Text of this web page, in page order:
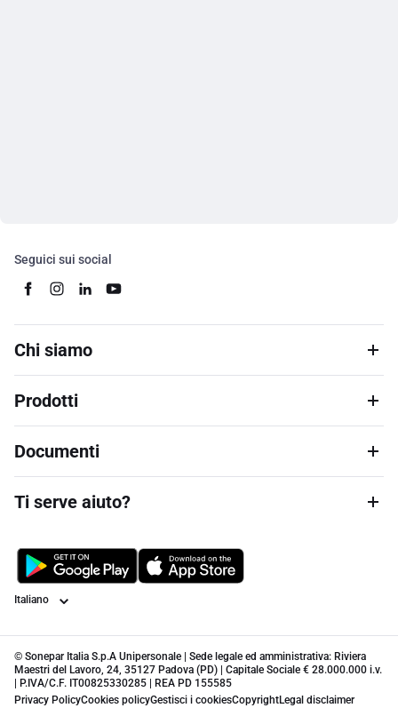
Seguici sui social
Chi siamo
Prodotti
Documenti
Ti serve aiuto?
Lingua
© Sonepar Italia S.p.A Unipersonale | Sede legale ed amministrativa: Riviera
Maestri del Lavoro, 24, 35127 Padova (PD) | Capitale Sociale € 28.000.000 i.v.
| P.IVA/C.F. IT00825330285 | REA PD 155585
Privacy PolicyCookies policyGestisci i cookiesCopyrightLegal disclaimer